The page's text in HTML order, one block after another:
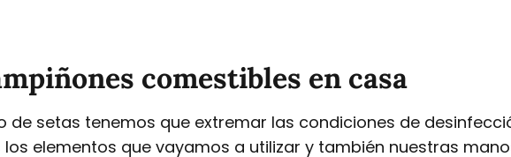
comestibles en casa
de setas tenemos que extremar las condiciones de
elementos que vayamos a utilizar y también nuestras